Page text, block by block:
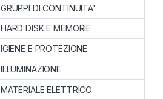
GRUPPI DI CONTINUITA'
HARD DISK E MEMORIE
IGIENE E PROTEZIONE
ILLUMINAZIONE
MATERIALE ELETTRICO